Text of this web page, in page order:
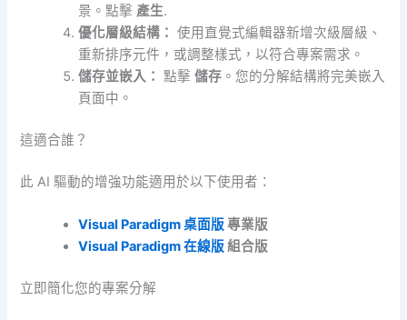
景。點擊 產生.
優化層級結構： 使用直覺式編輯器新增次級層級、
重新排序元件，或調整樣式，以符合專案需求。
儲存並嵌入： 點擊儲存 。您的分解結構將完美嵌入
頁面中。
這適合誰？
此 AI 驅動的增強功能適用於以下使用者：
Visual Paradigm 桌面版 專業版
Visual Paradigm 在線版 組合版
立即簡化您的專案分解